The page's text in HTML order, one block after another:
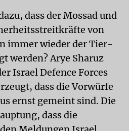
dass der Mossad und
von
immer wieder der Tier-
werden? Arye Sharuz
Israel Defence Forces
dass die Vorwürfe
ernst gemeint sind. Die
dass die